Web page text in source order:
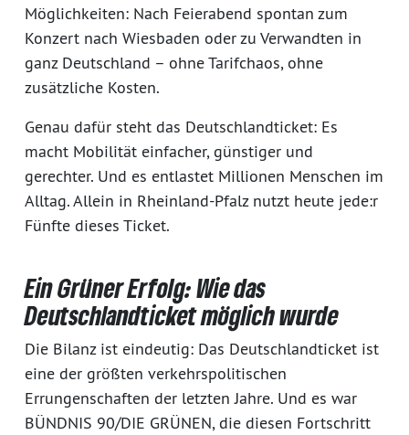
Möglichkeiten: Nach Feierabend spontan zum
Konzert nach Wiesbaden oder zu Verwandten in
ganz Deutschland – ohne Tarifchaos, ohne
zusätzliche Kosten.
Genau dafür steht das Deutschlandticket: Es
macht Mobilität einfacher, günstiger und
gerechter. Und es entlastet Millionen Menschen im
Alltag. Allein in Rheinland-Pfalz nutzt heute jede:r
Fünfte dieses Ticket.
Ein Grüner Erfolg: Wie das
Deutschlandticket möglich wurde
Die Bilanz ist eindeutig: Das Deutschlandticket ist
eine der größten verkehrspolitischen
Errungenschaften der letzten Jahre. Und es war
BÜNDNIS 90/DIE GRÜNEN, die diesen Fortschritt